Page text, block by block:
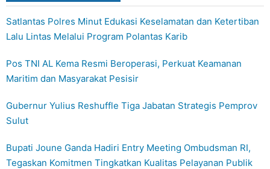
Satlantas Polres Minut Edukasi Keselamatan dan Ketertiban
Lalu Lintas Melalui Program Polantas Karib
Pos TNI AL Kema Resmi Beroperasi, Perkuat Keamanan
Maritim dan Masyarakat Pesisir
Gubernur Yulius Reshuffle Tiga Jabatan Strategis Pemprov
Sulut
Bupati Joune Ganda Hadiri Entry Meeting Ombudsman RI,
Tegaskan Komitmen Tingkatkan Kualitas Pelayanan Publik